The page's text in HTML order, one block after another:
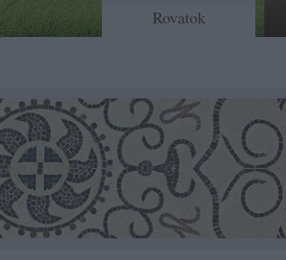
Rovatok